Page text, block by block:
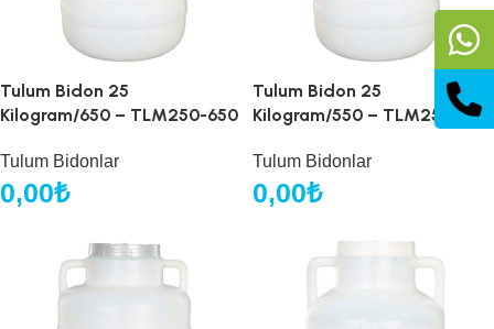
Tulum Bidon 25
Kilogram/650 – TLM250-650
Tulum Bidonlar
0,00₺
Tulum Bidon 25
Kilogram/550 – TLM250-550
Tulum Bidonlar
0,00₺